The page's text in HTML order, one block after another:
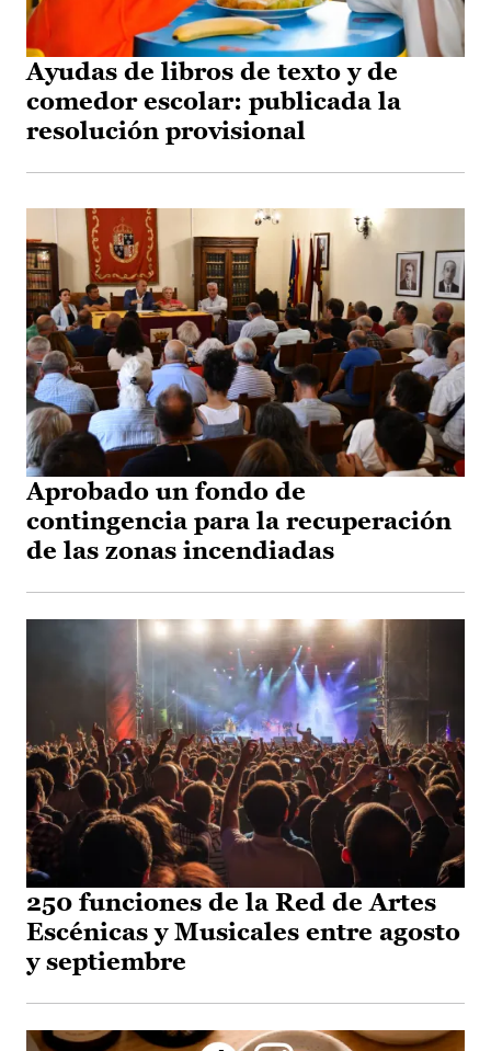
Ayudas de libros de texto y de
comedor escolar: publicada la
resolución provisional
Aprobado un fondo de
contingencia para la recuperación
de las zonas incendiadas
250 funciones de la Red de Artes
Escénicas y Musicales entre agosto
y septiembre